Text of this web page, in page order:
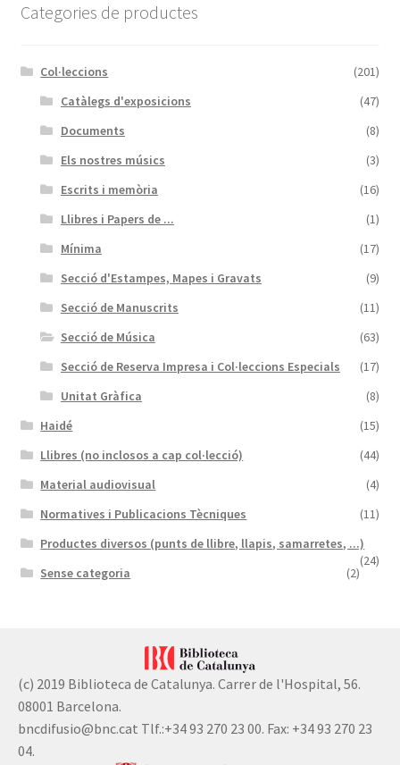
Categories de productes
Col·leccions
(201)
Catàlegs d'exposicions
(47)
Documents
(8)
Els nostres músics
(3)
Escrits i memòria
(16)
Llibres i Papers de ...
(1)
Mínima
(17)
Secció d'Estampes, Mapes i Gravats
(9)
Secció de Manuscrits
(11)
Secció de Música
(63)
Secció de Reserva Impresa i Col·leccions Especials
(17)
Unitat Gràfica
(8)
Haidé
(15)
Llibres (no inclosos a cap col·lecció)
(44)
Material audiovisual
(4)
Normatives i Publicacions Tècniques
(11)
Productes diversos (punts de llibre, llapis, samarretes, ...)
(24)
Sense categoria (2)
(c) 2019 Biblioteca de Catalunya. Carrer de l'Hospital, 56.
08001 Barcelona.
bncdifusio@bnc.cat Tlf.:+34 93 270 23 00. Fax: +34 93 270 23
04.